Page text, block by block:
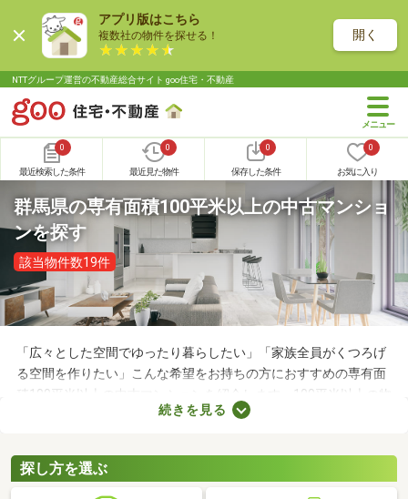
アプリ版はこちら
複数社の物件を探せる！ 開く
NTTグループ運営の不動産総合サイト goo住宅・不動産
0
最近検索した条件
0
最近見た物件
0
保存した条件
0
お気に入り
群馬県の専有面積100平米以上の中古マンショ
ンを探す
該当物件数19件
「広々とした空間でゆったり暮らしたい」「家族全員がくつろげ
る空間を作りたい」こんな希望をお持ちの方におすすめの専有面
積100平米以上の中古マンションを紹介します。100平米以上の物
件は、4人家族がゆったり暮らす広さとして最適。立地や物件設
てくださいね。
続きを見る
探し方を選ぶ